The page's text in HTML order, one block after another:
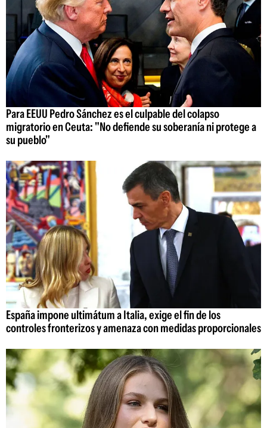
Para EEUU Pedro Sánchez es el culpable del colapso
migratorio en Ceuta: "No defiende su soberanía ni protege a
su pueblo"
España impone ultimátum a Italia, exige el fin de los
controles fronterizos y amenaza con medidas proporcionales